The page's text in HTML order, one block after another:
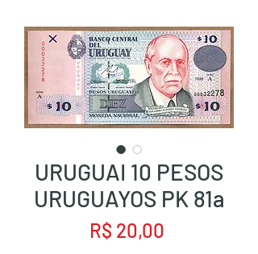
URUGUAI 10 PESOS
URUGUAYOS PK 81a
R$ 20,00